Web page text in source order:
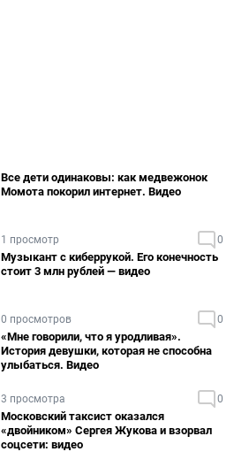
Все дети одинаковы: как медвежонок
Момота покорил интернет. Видео
1 просмотр 0
Музыкант с киберрукой. Его конечность
стоит 3 млн рублей — видео
0 просмотров 0
«Мне говорили, что я уродливая».
История девушки, которая не способна
улыбаться. Видео
3 просмотра 0
Московский таксист оказался
«двойником» Сергея Жукова и взорвал
соцсети: видео